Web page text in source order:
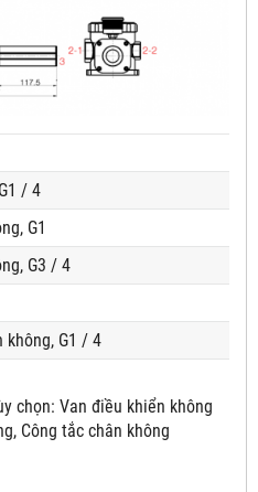
/ 4
G1
G3 / 4
không, G1 / 4
chọn: Van điều khiển không
Công tắc chân không